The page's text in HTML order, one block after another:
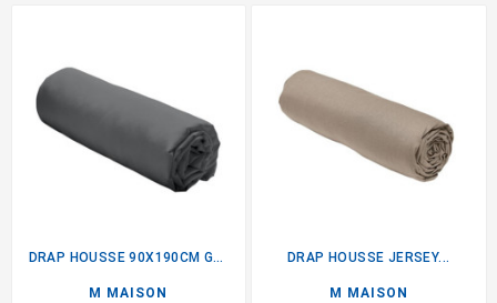
DRAP HOUSSE 90X190CM GRIS
M MAISON
DRAP HOUSSE JERSEY...
M MAISON